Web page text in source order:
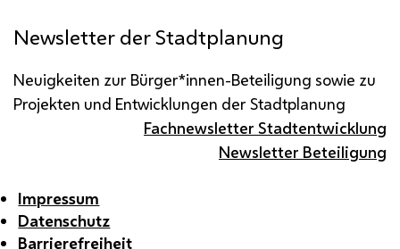
Newsletter der Stadtplanung
Neuigkeiten zur Bürger*innen-Beteiligung sowie zu
Projekten und Entwicklungen der Stadtplanung
Fachnewsletter Stadtentwicklung
Newsletter Beteiligung
Impressum
Datenschutz
Barrierefreiheit